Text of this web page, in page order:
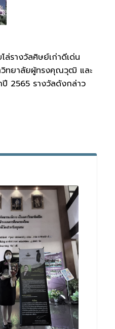
รางวัลศิษย์เก่าดีเด่น
วิทยาลัยผู้ทรงคุณวุฒิ และ
ปี 2565 รางวัลดังกล่าว